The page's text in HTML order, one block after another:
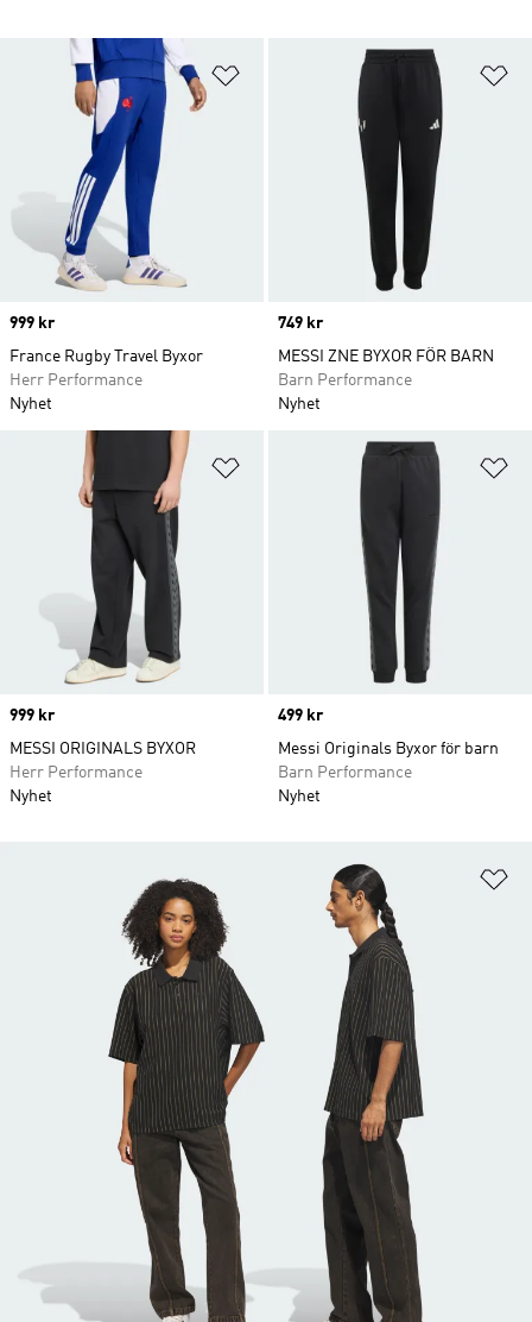
Lägg till på önskelistan
Price
999 kr
France Rugby Travel Byxor
Herr Performance
Nyhet
Price
749 kr
MESSI ZNE BYXOR FÖR BARN
Barn Performance
Nyhet
Lägg till på önskelistan
Price
999 kr
MESSI ORIGINALS BYXOR
Herr Performance
Nyhet
Price
499 kr
Messi Originals Byxor för barn
Barn Performance
Nyhet